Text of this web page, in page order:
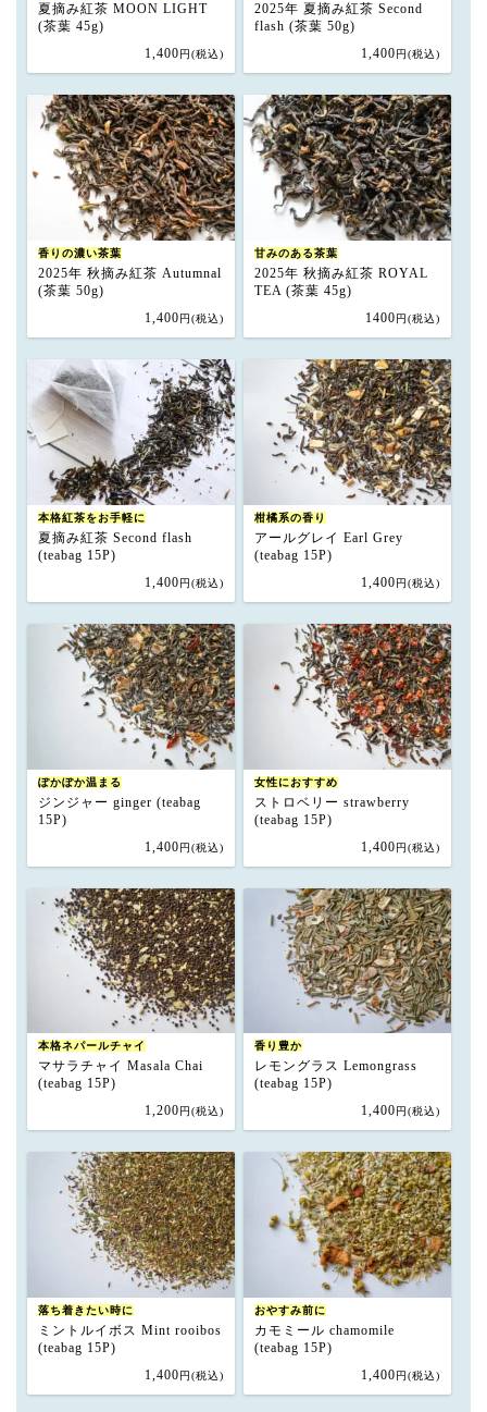
夏摘み紅茶 MOON LIGHT
(茶葉 45g)
1,400円(税込)
2025年 夏摘み紅茶 Second
flash (茶葉 50g)
1,400円(税込)
香りの濃い茶葉
2025年 秋摘み紅茶 Autumnal
(茶葉 50g)
1,400円(税込)
甘みのある茶葉
2025年 秋摘み紅茶 ROYAL
TEA (茶葉 45g)
1400円(税込)
本格紅茶をお手軽に
夏摘み紅茶 Second flash
(teabag 15P)
1,400円(税込)
柑橘系の香り
アールグレイ Earl Grey
(teabag 15P)
1,400円(税込)
ぽかぽか温まる
ジンジャー ginger (teabag
15P)
1,400円(税込)
女性におすすめ
ストロベリー strawberry
(teabag 15P)
1,400円(税込)
本格ネパールチャイ
マサラチャイ Masala Chai
(teabag 15P)
1,200円(税込)
香り豊か
レモングラス Lemongrass
(teabag 15P)
1,400円(税込)
落ち着きたい時に
ミントルイボス Mint rooibos
(teabag 15P)
1,400円(税込)
おやすみ前に
カモミール chamomile
(teabag 15P)
1,400円(税込)